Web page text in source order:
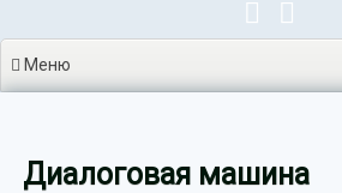
Меню
Диалоговая машина